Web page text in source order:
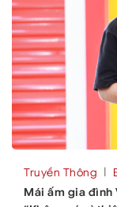
Truyền Thông
Mái ấm gia đình